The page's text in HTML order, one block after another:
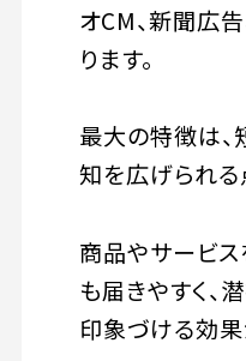
オCM、新聞広
ります。
最大の特徴は
知を広げられる
商品やサービ
も届きやすく、
印象づける効果